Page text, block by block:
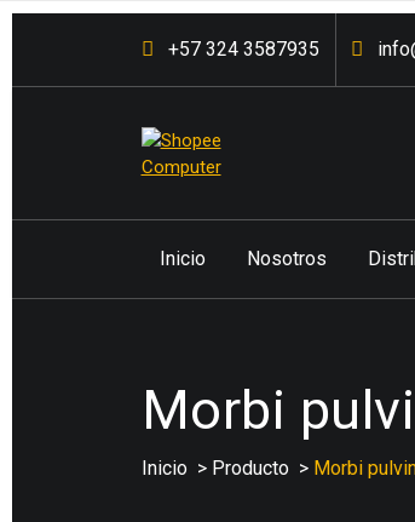
+57 324 3587935
mejores precios del mercado
postventa.
Inicio Nosotros
Morbi
Inicio> Producto> Morbi